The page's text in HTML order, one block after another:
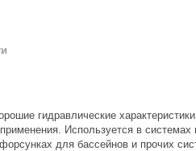
гидравлические
Используется в системах
для бассейнов и прочих